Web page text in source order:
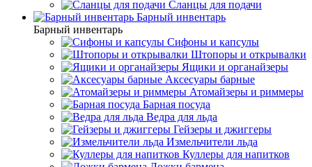
Сланцы для подачи
Барный инвентарь
Барный инвентарь
Сифоны и капсулы
Штопоры и открывалки
Ящики и органайзеры
Аксесуары барные
Атомайзеры и риммеры
Барная посуда
Ведра для льда
Гейзеры и джиггеры
Измельчители льда
Куллеры для напитков